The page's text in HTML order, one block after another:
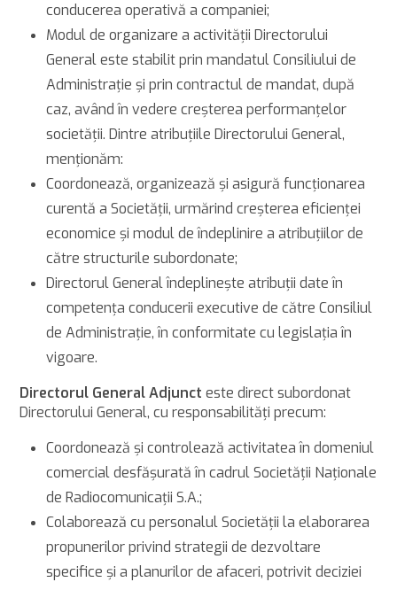
conducerea operativă a companiei;
Modul de organizare a activităţii Directorului
General este stabilit prin mandatul Consiliului de
Administraţie şi prin contractul de mandat, după
caz, având în vedere creşterea performanţelor
societăţii. Dintre atribuţiile Directorului General,
menţionăm:
Coordonează, organizează şi asigură funcţionarea
curentă a Societăţii, urmărind creşterea eficienţei
economice şi modul de îndeplinire a atribuţiilor de
către structurile subordonate;
Directorul General îndeplineşte atribuţii date în
competenţa conducerii executive de către Consiliul
de Administraţie, în conformitate cu legislaţia în
vigoare.
Directorul General Adjunct este direct subordonat
Directorului General, cu responsabilităţi precum:
Coordonează şi controlează activitatea în domeniul
comercial desfăşurată în cadrul Societății Naționale
de Radiocomunicații S.A.;
Colaborează cu personalul Societății la elaborarea
propunerilor privind strategii de dezvoltare
specifice și a planurilor de afaceri, potrivit deciziei